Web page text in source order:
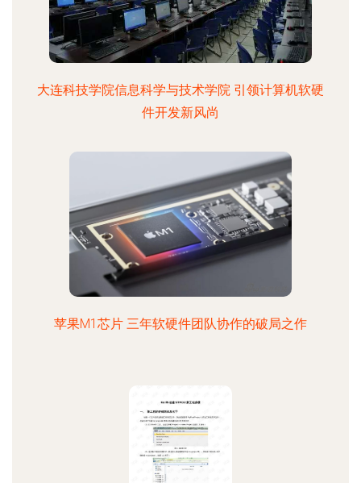
大连科技学院信息科学与技术学院 引领计算机软硬
件开发新风尚
苹果M1芯片 三年软硬件团队协作的破局之作